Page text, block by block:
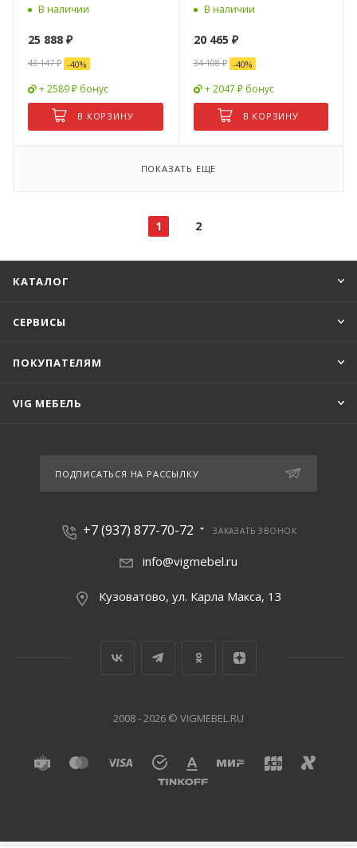
В наличии
25 888 ₽
43 147₽ -40%
+ 2589 ₽ бонус
В КОРЗИНУ
В наличии
20 465 ₽
34 108₽ -40%
+ 2047 ₽ бонус
В КОРЗИНУ
ПОКАЗАТЬ ЕЩЕ
1 2
КАТАЛОГ
СЕРВИСЫ
ПОКУПАТЕЛЯМ
VIG МЕБЕЛЬ
ПОДПИСАТЬСЯ НА РАССЫЛКУ
+7 (937) 877-70-72 ЗАКАЗАТЬ ЗВОНОК
info@vigmebel.ru
Кузоватово, ул. Карла Макса, 13
2008 - 2026 © VIGMEBEL.RU